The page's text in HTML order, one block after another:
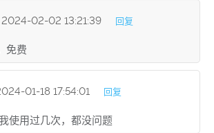
2024-02-02 13:21:39 回复
免费
01-18 17:54:01 回复
使用过几次，都没问题